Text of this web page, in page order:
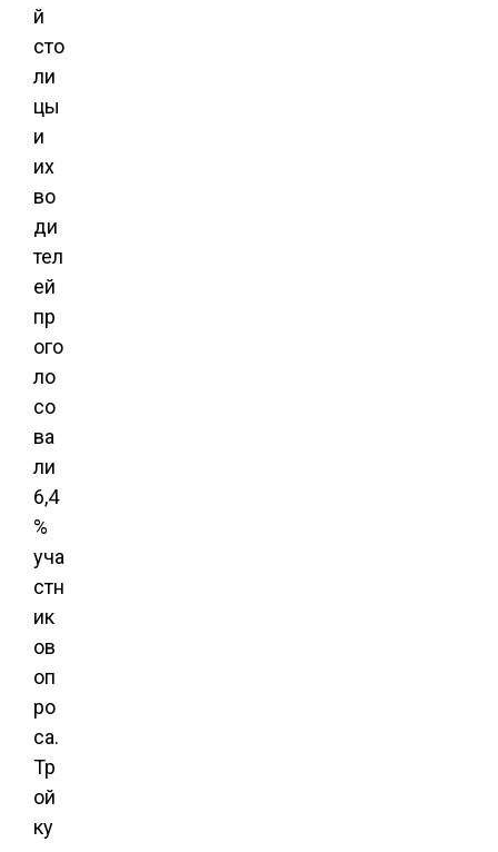
й
сто
ли
цы
и
их
во
ди
тел
ей
пр
ого
ло
со
ва
ли
6,4
%
уча
стн
ик
ов
оп
ро
са.
Тр
ой
ку